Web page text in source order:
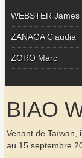
WEBSTER James
ZANAGA Claudia
ZORO Marc
BIAO
Venant de Taïwan,
au 15 septembre